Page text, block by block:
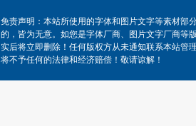
免责声明：本站所使用的字体和图片文字等素材部
的，皆为无意。如您是字体厂商、图片文字厂商等
实后将立即删除！任何版权方从未通知联系本站管
将不予任何的法律和经济赔偿！敬请谅解！